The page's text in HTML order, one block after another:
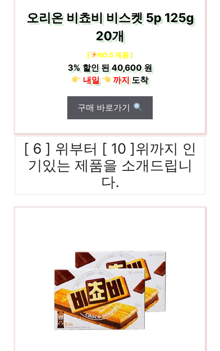
오리온 비쵸비 비스켓 5p 125g
20개
[ NO.5 제품 ]
3% 할인 된40,600 원
내일
까지도착
구매 바로가기
[ 6 ] 위부터 [ 10 ]위까지 인
기있는 제품을 소개드립니
다.